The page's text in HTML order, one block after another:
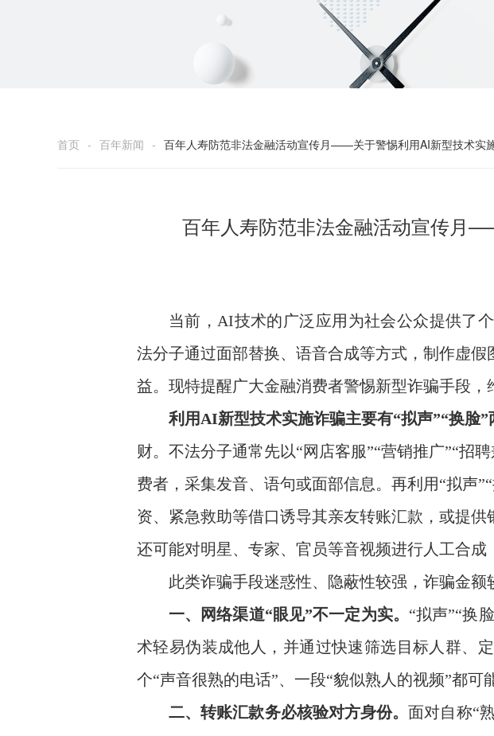
首页 - 百年新闻 - 百年人寿防范非法金融活动宣传月——关于警惕利用AI新型技术实
百年人寿防范非法金融活动宣传月
当前， AI技术的广泛应用为社会公众提供了
法分子通过面部替换、语音合成等方式，制作虚
益。现特提醒广大金融消费者警惕新型诈骗手段，
利用AI新型技术实施诈骗主要有“拟声”“换脸”
财。不法分子通常先以“网店客服”“营销推广”“招
费者，采集发音、语句或面部信息。再利用“拟声
资、紧急救助等借口诱导其亲友转账汇款，或提
还可能对明星、专家、官员等音视频进行人工合成
此类诈骗手段迷惑性、隐蔽性较强，诈骗金额
一、网络渠道“眼见”不一定为实。 “拟声”“换
术轻易伪装成他人，并通过快速筛选目标人群、
个“声音很熟的电话”、一段“貌似熟人的视频”都可
二、转账汇款务必核验对方身份。面对自称“